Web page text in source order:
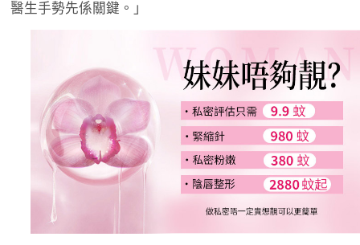
醫生手勢先係關鍵。」